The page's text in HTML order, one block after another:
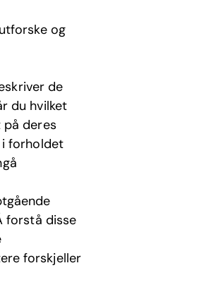
og
de
du hvilket
deres
i forholdet
forstå disse
forskjeller